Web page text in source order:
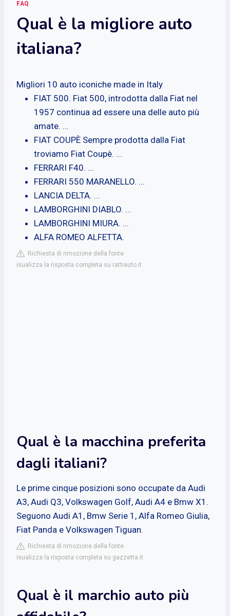
FAQ
Qual è la migliore auto
italiana?
Migliori 10 auto iconiche made in Italy
FIAT 500. Fiat 500, introdotta dalla Fiat nel
1957 continua ad essere una delle auto più
amate. ...
FIAT COUPÈ Sempre prodotta dalla Fiat
troviamo Fiat Coupè. ...
FERRARI F40. ...
FERRARI 550 MARANELLO. ...
LANCIA DELTA. ...
LAMBORGHINI DIABLO. ...
LAMBORGHINI MIURA. ...
ALFA ROMEO ALFETTA.
Richiesta di rimozione della fonte
isualizza la risposta completa su rattiauto.it
Qual è la macchina preferita
dagli italiani?
Le prime cinque posizioni sono occupate da Audi
A3, Audi Q3, Volkswagen Golf, Audi A4 e Bmw X1.
Seguono Audi A1, Bmw Serie 1, Alfa Romeo Giulia,
Fiat Panda e Volkswagen Tiguan.
Richiesta di rimozione della fonte
isualizza la risposta completa su gazzetta.it
Qual è il marchio auto più